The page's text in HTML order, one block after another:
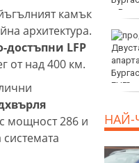
камък
архитектура.
LFP
от над 400 км.
мощност 286 и
мъж, който
климатик на
обект във
EUR
НАЙ-